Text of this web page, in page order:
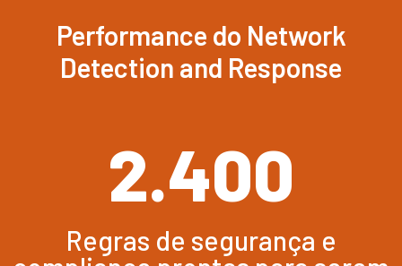
Performance do Network
Detection and Response
2.400
Regras de segurança e